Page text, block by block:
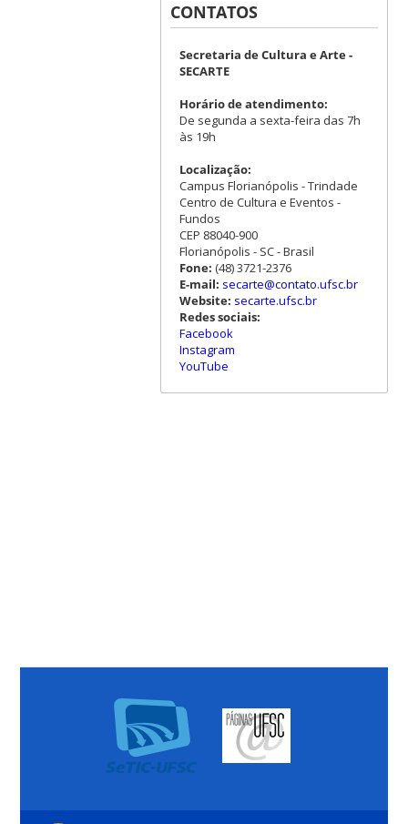
CONTATOS
Secretaria de Cultura e Arte -
SECARTE
Horário de atendimento:
De segunda a sexta-feira das 7h
às 19h
Localização:
Campus Florianópolis - Trindade
Centro de Cultura e Eventos -
Fundos
CEP 88040-900
Florianópolis - SC - Brasil
Fone: (48) 3721-2376
E-mail: secarte@contato.ufsc.br
Website: secarte.ufsc.br
Redes sociais:
Facebook
Instagram
YouTube